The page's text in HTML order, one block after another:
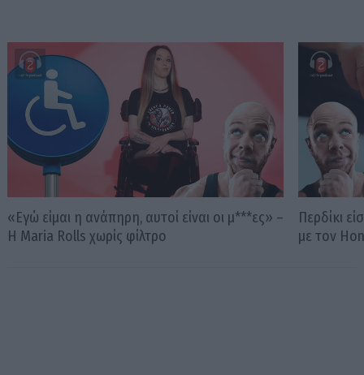
«Εγώ είμαι η ανάπηρη, αυτοί είναι οι μ***ες» –
Η Maria Rolls χωρίς φίλτρο
Περδίκι
με τον